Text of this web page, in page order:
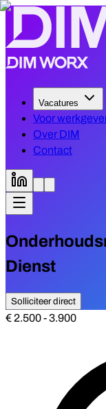
Vacatures
Voor
Over DIM
Contact
Dienst
Solliciteer direct
€ 2.500 - 3.900